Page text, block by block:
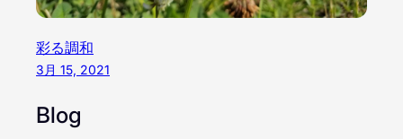
彩る調和
3月 15, 2021
Blog